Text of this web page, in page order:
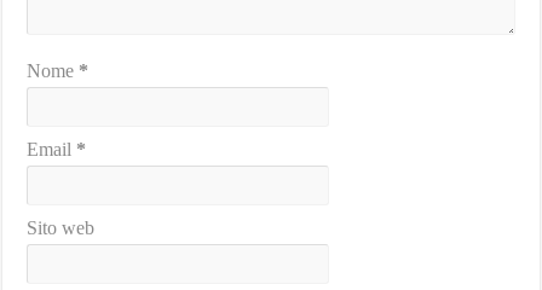
Nome *
Email *
Sito web